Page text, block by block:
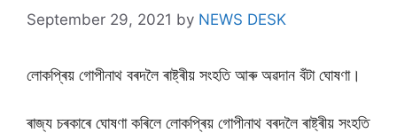
September 29, 2021 by NEWS DESK
লোকপ্ৰিয় গোপীনাথ বৰদলৈ ৰাষ্ট্ৰীয় সংহতি আৰু অৱদান বঁটা ঘোষণা।
ৰাজ্য চৰকাৰে ঘোষণা কৰিলে লোকপ্ৰিয় গোপীনাথ বৰদলৈ ৰাষ্ট্ৰীয় সংহতি